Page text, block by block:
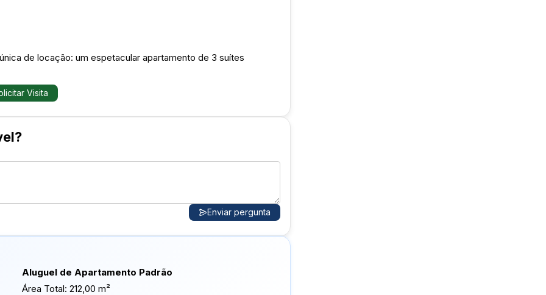
de locação: um espetacular apartamento de 3 suítes
de área privativa, esse imóvel é um verdadeiro refúgio de
experiência de vida.
vidro ideal para momentos de lazer e
Visita
Enviar pergunta
Aluguel de Apartamento Padrão
Área Total: 212,00 m²